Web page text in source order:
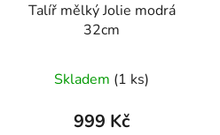
Talíř mělký Jolie modrá
32cm
Skladem (1 ks)
999 Kč